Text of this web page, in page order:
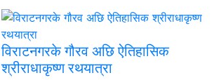
विराटनगरके गौरव अछि ऐतिहासिक
श्रीराधाकृष्ण रथयात्रा